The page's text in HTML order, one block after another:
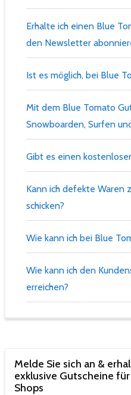
Erhalte ich einen Blue
den Newsletter
Ist es möglich, bei Blue
Mit dem Blue Tomato
Snowboarden, Surfen
Gibt es einen
Kann ich defekte Waren
schicken?
Wie kann ich bei Blue
Wie kann ich den
erreichen?
Melde Sie sich an &
exklusive Gutscheine
Shops​